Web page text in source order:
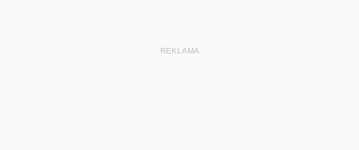
Dziennik Urzędowy Głównego Inspektora Ochrony
REKLAMA